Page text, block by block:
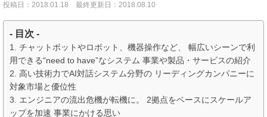
投稿日：2018.01.18 最終更新日：2018.08.10
- 目次 -
チャットボットやロボット、機器操作など、 幅広いシーンで利
用できる“need to have”なシステム 事業や製品・サービスの紹介
高い技術力でAI対話システム分野の リーディングカンパニーに
対象市場と優位性
エンジニアの流出危機が転機に。 2拠点をベースにスケールア
ップを加速 事業にかける思い